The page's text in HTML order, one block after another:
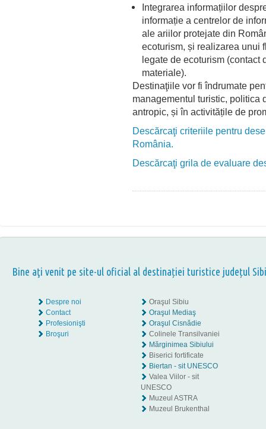
Integrarea informațiilor
informație a centrelor de
ale ariilor protejate din
ecoturism, și realizarea unui
legate de ecoturism (contact
materiale).
Destinaţiile vor fi îndrumate
managementul turistic, politica
antropic, și în activitățile de
Descărcaţi criteriile pentru
România.
Descărcaţi grila de evaluare
Bine aţi venit pe site-ul oficial al destinației turistice județul
Despre noi
Contact
Profesionişti
Broşuri
Oraşul Sibiu
Oraşul Mediaş
Oraşul Cisnădie
Colinele Transilvaniei
Mărginimea Sibiului
Biserici fortificate
Biertan - sit UNESCO
Valea Viilor - sit
UNESCO
Muzeul ASTRA
Muzeul Brukenthal